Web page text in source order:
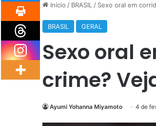
Início / BRASIL / Sexo oral em
BRASIL GERAL
Sexo oral
crime?
Ayumi Yohanna Miyamoto 4 de